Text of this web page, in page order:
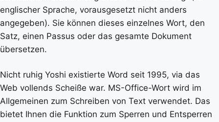
englischer Sprache, vorausgesetzt nicht anders
angegeben). Sie können dieses einzelnes Wort, den
Satz, einen Passus oder das gesamte Dokument
übersetzen.
Nicht ruhig Yoshi existierte Word seit 1995, via das
Web vollends Scheiße war. MS-Office-Wort wird im
Allgemeinen zum Schreiben von Text verwendet. Das
bietet Ihnen die Funktion zum Sperren und Entsperren